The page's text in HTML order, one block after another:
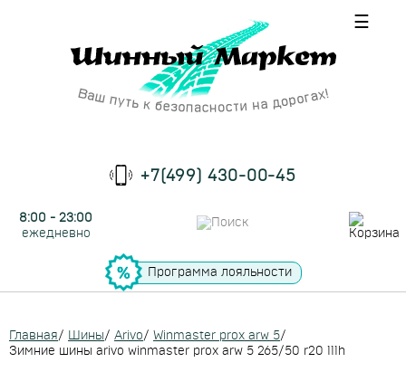
☰
+7(499) 430-00-45
8:00 - 23:00
ежедневно
Программа лояльности
Главная/ Шины/ Arivo/ Winmaster prox arw 5/
Зимние шины arivo winmaster prox arw 5 265/50 r20 111h